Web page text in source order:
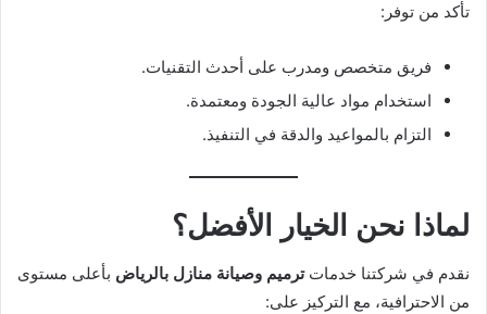
تأكد من توفر:
فريق متخصص ومدرب على أحدث التقنيات.
استخدام مواد عالية الجودة ومعتمدة.
التزام بالمواعيد والدقة في التنفيذ.
لماذا نحن الخيار الأفضل؟
نقدم في شركتنا خدماتترميم وصيانة منازل بالرياض بأعلى مستوى
من الاحترافية، مع التركيز على: